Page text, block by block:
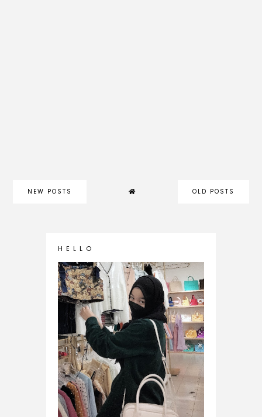
NEW POSTS OLD POSTS
H E L L O